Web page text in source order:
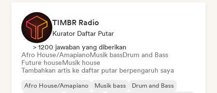
TIMBR Radio
Kurator Daftar Putar
> 1200 jawaban yang diberikan
Afro House/AmapianoMusik bassDrum and Bass
Future houseMusik house
Tambahkan artis ke daftar putar berpengaruh saya
Afro House/Amapiano Musik bass
Drum and Bass